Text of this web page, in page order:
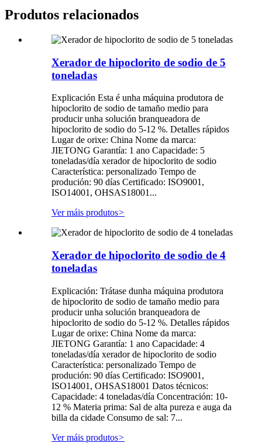
Produtos relacionados
Xerador de hipoclorito de sodio de 5
toneladas
Explicación Esta é unha máquina produtora de
hipoclorito de sodio de tamaño medio para
producir unha solución branqueadora de
hipoclorito de sodio do 5-12 %. Detalles rápidos
Lugar de orixe: China Nome da marca:
JIETONG Garantía: 1 ano Capacidade: 5
toneladas/día xerador de hipoclorito de sodio
Característica: personalizado Tempo de
produción: 90 días Certificado: ISO9001,
ISO14001, OHSAS18001...
Ver máis produtos>
Xerador de hipoclorito de sodio de 4
toneladas
Explicación: Trátase dunha máquina produtora
de hipoclorito de sodio de tamaño medio para
producir unha solución branqueadora de
hipoclorito de sodio do 5-12 %. Detalles rápidos
Lugar de orixe: China Nome da marca:
JIETONG Garantía: 1 ano Capacidade: 4
toneladas/día xerador de hipoclorito de sodio
Característica: personalizado Tempo de
produción: 90 días Certificado: ISO9001,
ISO14001, OHSAS18001 Datos técnicos:
Capacidade: 4 toneladas/día Concentración: 10-
12 % Materia prima: Sal de alta pureza e auga da
billa da cidade Consumo de sal: 7...
Ver máis produtos>